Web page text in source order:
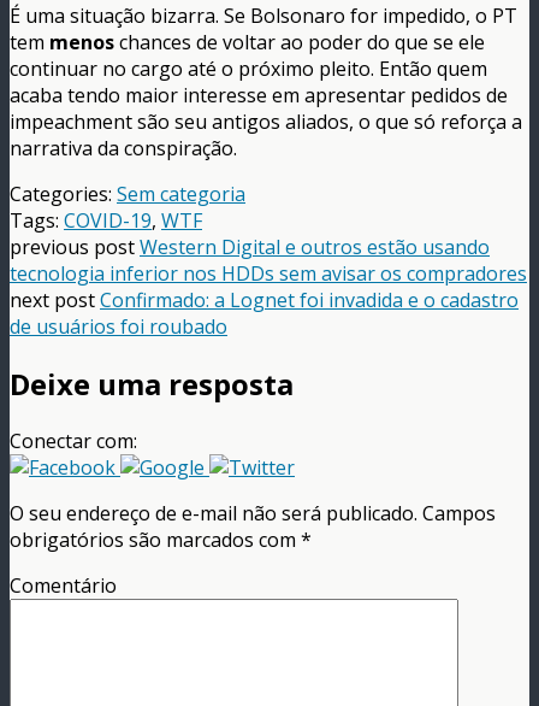
É uma situação bizarra. Se Bolsonaro for impedido, o PT
tem menoschances de voltar ao poder do que se ele
continuar no cargo até o próximo pleito. Então quem
acaba tendo maior interesse em apresentar pedidos de
impeachment são seu antigos aliados, o que só reforça a
narrativa da conspiração.
Categories: Sem categoria
Tags: COVID-19, WTF
previous postWestern Digital e outros estão usando
tecnologia inferior nos HDDs sem avisar os compradores
next postConfirmado: a Lognet foi invadida e o cadastro
de usuários foi roubado
Deixe uma resposta
Conectar com:
O seu endereço de e-mail não será publicado. Campos
obrigatórios são marcados com *
Comentário